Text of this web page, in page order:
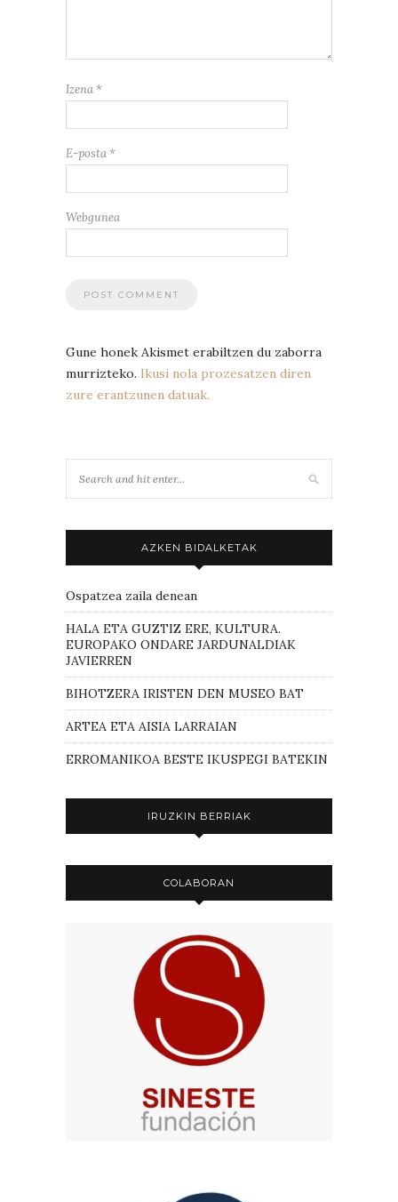
Izena *
E-posta *
Webgunea
Gune honek Akismet erabiltzen du zaborra
murrizteko. Ikusi nola prozesatzen diren
zure erantzunen datuak.
AZKEN BIDALKETAK
Ospatzea zaila denean
HALA ETA GUZTIZ ERE, KULTURA.
EUROPAKO ONDARE JARDUNALDIAK
JAVIERREN
BIHOTZERA IRISTEN DEN MUSEO BAT
ARTEA ETA AISIA LARRAIAN
ERROMANIKOA BESTE IKUSPEGI BATEKIN
IRUZKIN BERRIAK
COLABORAN